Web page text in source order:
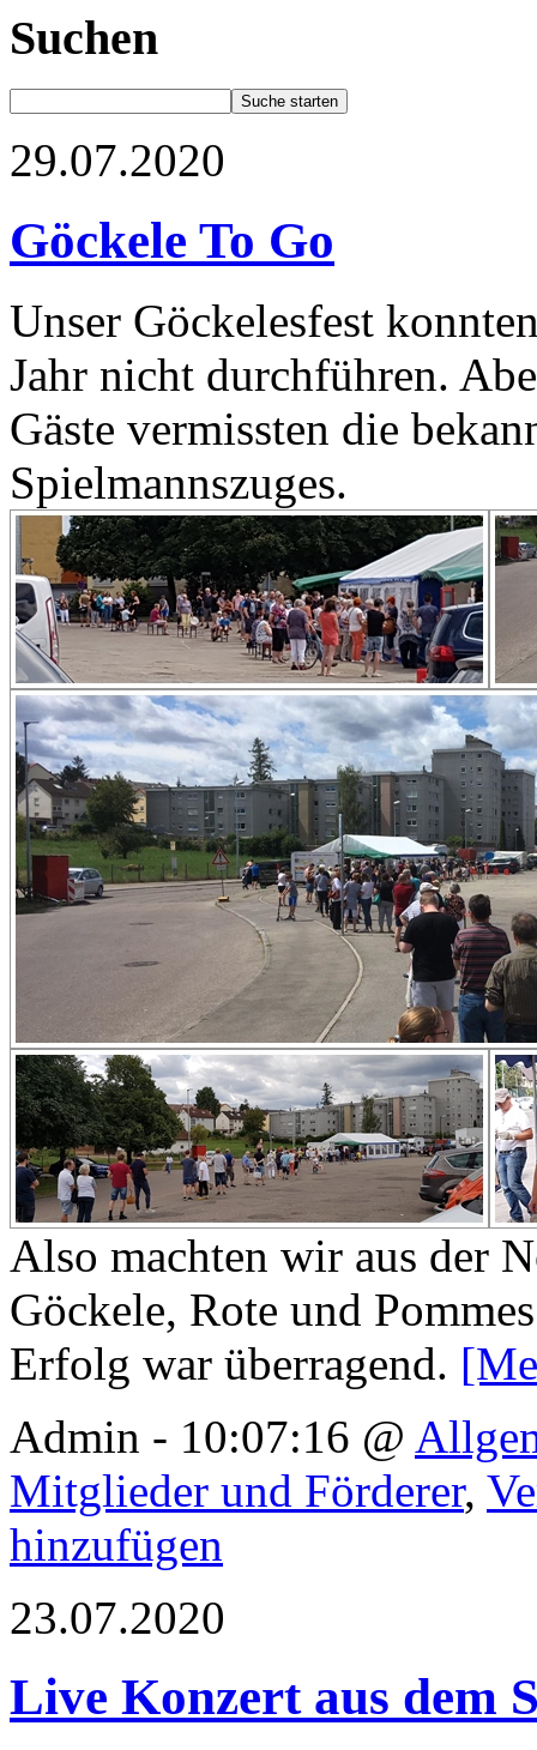
Suchen
29.07.2020
Göckele To Go
Unser Göckelesfest
Jahr nicht durchführen.
Gäste vermissten die
Spielmannszuges.
Also machten wir aus der
Göckele, Rote und
Erfolg war überragend.
Admin - 10:07:16 @
Mitglieder und Förderer,
hinzufügen
23.07.2020
Live Konzert aus dem